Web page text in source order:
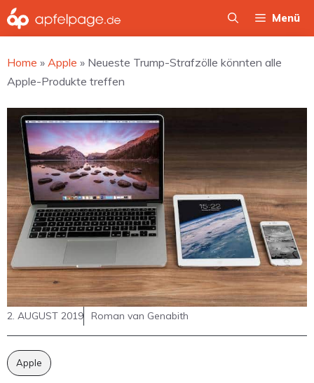
Zum
Inhalt
Menü
Home » Apple » Neueste Trump-Strafzölle könnten alle
Apple-Produkte treffen
2. AUGUST 2019 Roman van Genabith
Apple